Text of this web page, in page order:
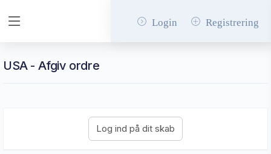
Login Registrering
USA - Afgiv ordre